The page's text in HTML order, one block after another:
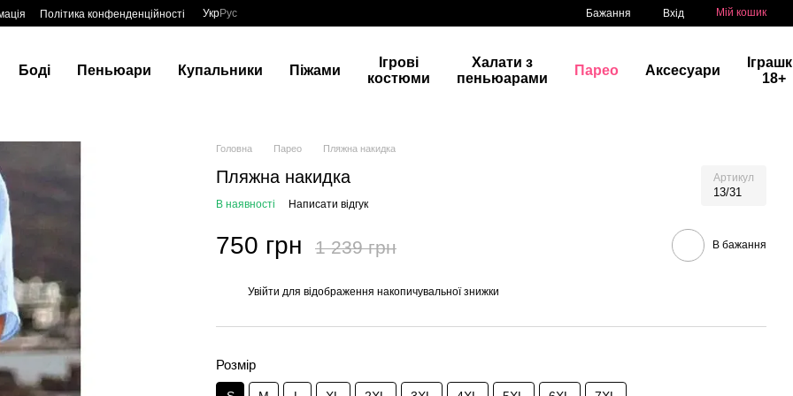
Політика конфенденційності УкрРус Бажання Вхід Мій кошик
Боді Пеньюари Купальники Піжами
Ігрові
костюми
Халати з
пеньюарами
Парео Аксесуари
18+
Головна Парео Пляжна накидка
Пляжна накидка Артикул
13/31
В наявності Написати відгук
750 грн 1 239 грн В бажання
Увійти для відображення накопичувальної знижки
Розмір